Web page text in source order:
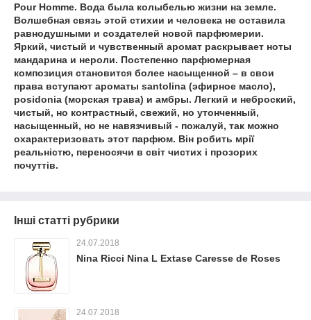
Pour Homme. Вода была колыбелью жизни на земле.
Волшебная связь этой стихии и человека не оставила
равнодушными и создателей новой парфюмерии.
Яркий, чистый и чувственный аромат раскрывает ноты
мандарина и нероли. Постепенно парфюмерная
композиция становится более насыщенной – в свои
права вступают ароматы santolina (эфирное масло),
posidonia (морская трава) и амбры. Легкий и неброский,
чистый, но контрастный, свежий, но утонченный,
насыщенный, но не навязчивый - пожалуй, так можно
охарактеризовать этот парфюм. Він робить мрії
реальністю, переносячи в світ чистих і прозорих
почуттів.
Інші статті рубрики
24.07.2018
Nina Ricci Nina L Extase Caresse de Roses
24.07.2018